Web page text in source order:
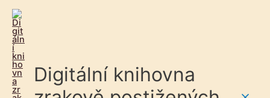
Digitální knihovna